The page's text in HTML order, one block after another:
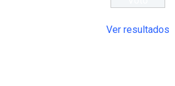
Ver resultados